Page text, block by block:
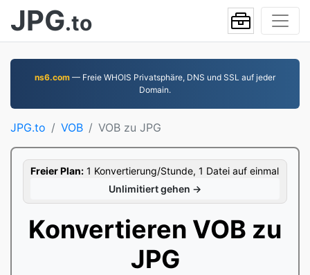
JPG.to
ns6.com — Freie WHOIS Privatsphäre, DNS und SSL auf jeder
Domain.
JPG.to VOB VOB zu JPG
Freier Plan: 1 Konvertierung/Stunde, 1 Datei auf einmal
Unlimitiert gehen →
Konvertieren VOB zu
JPG